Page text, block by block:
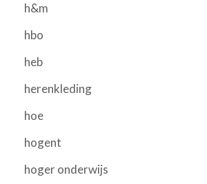
h&m
hbo
heb
herenkleding
hoe
hogent
hoger onderwijs